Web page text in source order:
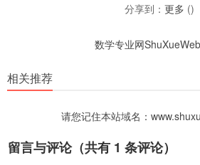
分享到： 更多 ()
数学专业网
相关推荐
请您记住本站域名：
留言与评论（共有 1 条评论）